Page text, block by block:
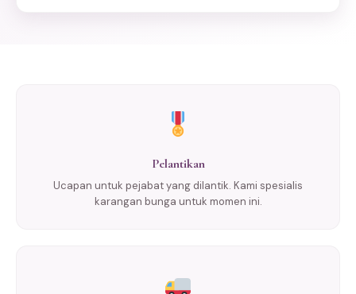
Pelantikan
Ucapan untuk pejabat yang dilantik. Kami spesialis
karangan bunga untuk momen ini.